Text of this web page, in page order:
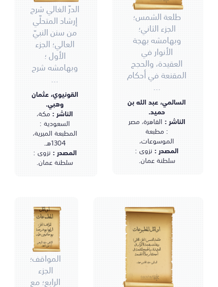
الدرّ الغالي شرح
إرشاد المتحلّي
من سنن النبيّ
العالي؛ الجزء
الأول ؛
وبهامشه شرح
...
القونيوي، عثمان
وهبي.
الناشر :مكة،
السعودية :
المطبعة الميرية،
1304هـ.
المصدر : نزوى :
سلطنة عمان.
طلعة الشمس؛
الجزء الثاني؛
وبهامشه بهجة
الأنوار في
العقيدة، والحجج
المقنعة في أحكام
...
السالمي، عبد الله بن
حميد.
الناشر : القاهرة، مصر
: مطبعة
الموسوعات،
المصدر : نزوى :
سلطنة عمان.
أوائل
المطبوعات
المواقف؛ الجزء
الرابع؛ مع شرحه؛
مع حاشيتين عليه
الإيجي، عبد الرحمن
بن أحمد.
المواقف؛
الجزء
الرابع؛ مع
أوائل المطبوعات
طلعة الشمس؛ الجزء الثاني؛
وبهامشه بهجة الأنوار في
العقيدة، والحجج المقنعة في
أحكام صلاة الجمعة
السالمي، عبد الله بن حميد.